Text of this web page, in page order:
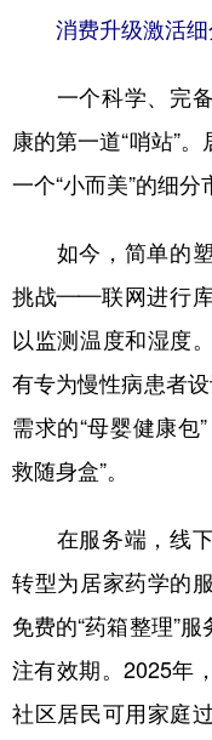
消费升级激活细
一个科学、完备
康的第一道“哨站”
一个“小而美”的细分
如今，简单的塑
挑战——联网进行库
以监测温度和湿度
有专为慢性病患者
需求的“母婴健康包
救随身盒”。
在服务端，线下
转型为居家药学的
免费的“药箱整理”
注有效期。2025年
社区居民可用家庭